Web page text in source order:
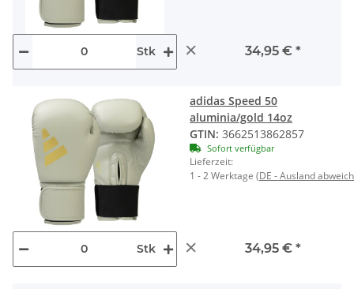
Stk × 34,95 € *
adidas Speed 50
aluminia/gold 14oz
GTIN: 3662513862857
Sofort verfügbar
Lieferzeit:
1 - 2 Werktage (DE - Ausland
Stk × 34,95 € *